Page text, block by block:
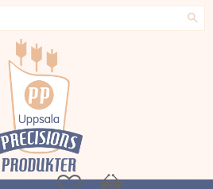
FavoriterKundvagn